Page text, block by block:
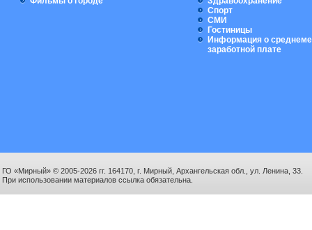
Спорт
СМИ
Гостиницы
Информация о
заработной плате
ГО «Мирный» © 2005-2026 гг. 164170, г. Мирный, Архангельская обл., ул. Ленина, 33.
При использовании материалов ссылка обязательна.